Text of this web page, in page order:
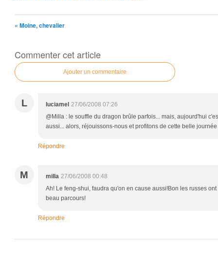
« Moine, chevalier
Commenter cet article
Ajouter un commentaire
L luciamel 27/06/2008 07:26
@Milla : le souffle du dragon brûle parfois... mais, aujourd'hui
aussi... alors, réjouissons-nous et profitons de cette belle journée
Répondre
M milla 27/06/2008 00:48
Ah! Le feng-shui, faudra qu'on en cause aussi!Bon les russes
beau parcours!
Répondre